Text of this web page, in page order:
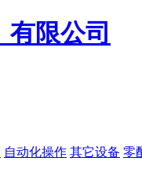
自动化操作 其它设备 零